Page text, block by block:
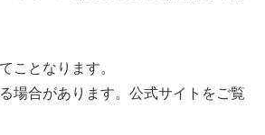
ことなります。
場合があります。公式サイトをご覧